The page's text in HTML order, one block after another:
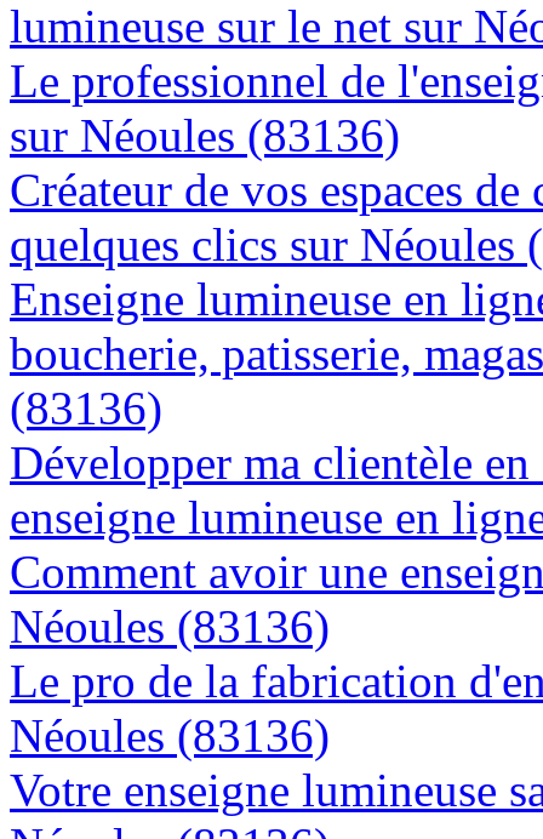
lumineuse sur le net sur
Le professionnel de
sur Néoules (83136)
Créateur de vos espaces
quelques clics sur Néoules
Enseigne lumineuse en
boucherie, patisserie,
(83136)
Développer ma clientèle
enseigne lumineuse en
Comment avoir une
Néoules (83136)
Le pro de la fabrication
Néoules (83136)
Votre enseigne lumineuse